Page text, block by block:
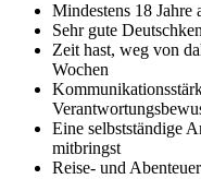
Mindestens 18 Jahre
Sehr gute
Zeit hast, weg von
Wochen
Eine selbstständige
mitbringst
Reise- und